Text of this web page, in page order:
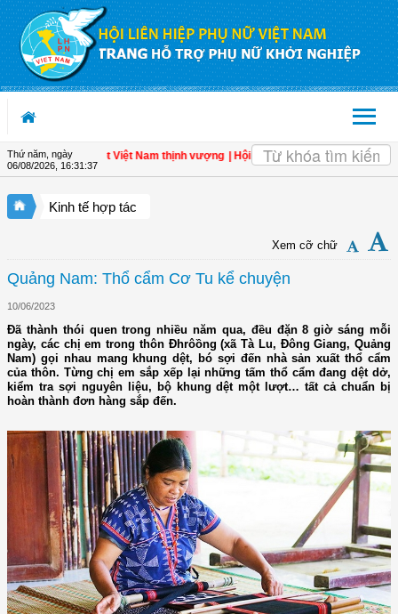
Truy cập nội dung luôn
Thứ năm, ngày
06/08/2026 16:31:37
- Đòn bẩy cho một Việt Nam thịnh vượng | Hội LHPN tỉnh Kiên Giang biểu
Kinh tế hợp tác
Xem cỡ chữ
Quảng Nam: Thổ cẩm Cơ Tu kể chuyện
10/06/2023
Đã thành thói quen trong nhiều năm qua, đều đặn 8 giờ sáng mỗi
ngày, các chị em trong thôn Đhrôồng (xã Tà Lu, Đông Giang, Quảng
Nam) gọi nhau mang khung dệt, bó sợi đến nhà sản xuất thổ cẩm
của thôn. Từng chị em sắp xếp lại những tấm thổ cẩm đang dệt dở,
kiểm tra sợi nguyên liệu, bộ khung dệt một lượt… tất cả chuẩn bị
hoàn thành đơn hàng sắp đến.